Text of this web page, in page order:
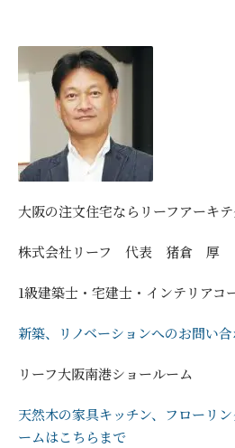
大阪の注文住宅ならリーフアーキ
株式会社リーフ 代表 猪倉 厚
1級建築士・宅建士・インテリアコ
新築、リノベーションへのお問い
リーフ大阪南港ショールーム
天然木の家具キッチン、フローリ
ームはこちらまで